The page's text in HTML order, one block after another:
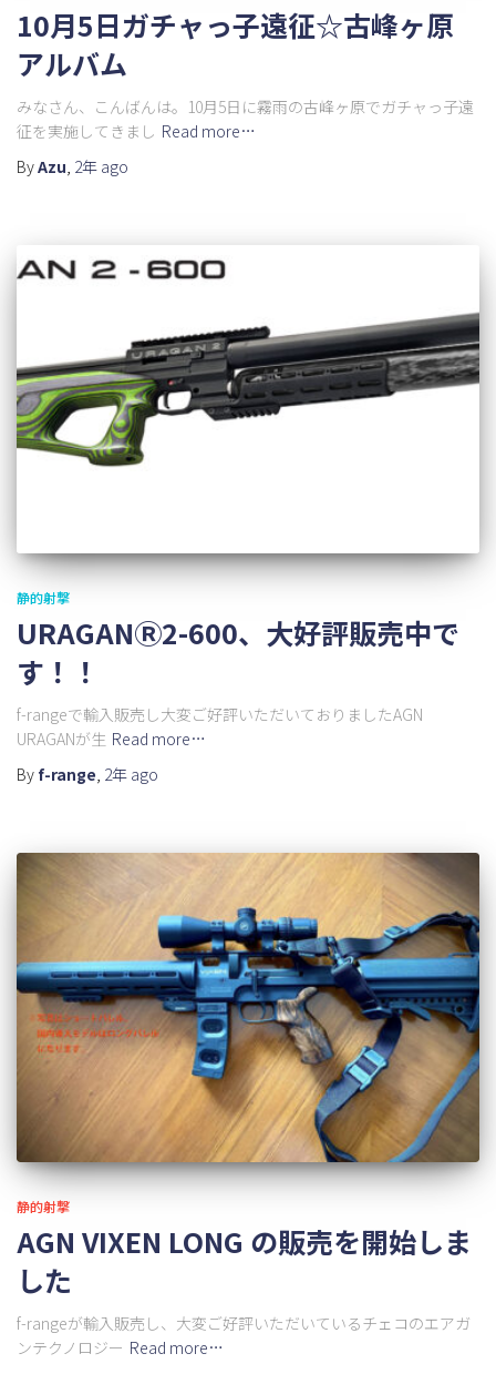
10月5日ガチャっ子遠征☆古峰ヶ原
アルバム
みなさん、こんばんは。10月5日に霧雨の古峰ヶ原でガチャっ子遠
征を実施してきまし Read more…
ByAzu 2年 ago
静的射撃
URAGANⓇ2-600、大好評販売中で
す！！
f-rangeで輸入販売し大変ご好評いただいておりましたAGN
URAGANが生 Read more…
By f-range, 2年 ago
静的射撃
AGN VIXEN LONG の販売を開始しま
した
f-rangeが輸入販売し、大変ご好評いただいているチェコのエアガ
ンテクノロジー Read more…